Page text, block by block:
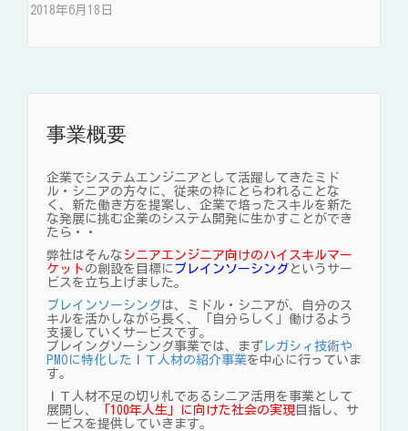
2018年6月18日
事業概要
企業でシステムエンジニアとして活躍してきたミド
ル・シニアの方々に、従来の枠にとらわれることな
く、新た働き方を提案し、企業で培ったスキルを新た
な発展に挑む企業のシステム開発に生かすことができ
たら・・
弊社はそんな シニアエンジニア向けのハイスキルマー
ケット の創設を目標に ブレインソーシングというサー
ビスを立ち上げました。
ブレインソーシングは、ミドル・シニアが、自分のス
キルを活かしながら長く、「自分らしく」働けるよう
支援していくサービスです。
プレイングソーシング事業では、まず レガシィ技術や
PMOに特化したＩＴ人材の紹介事業を中心に行っていま
す。
ＩＴ人材不足の切り札であるシニア活用を事業として
展開し、
「100年人生」に向けた社会の実現 目指し、サ
ービスを提供していきます。